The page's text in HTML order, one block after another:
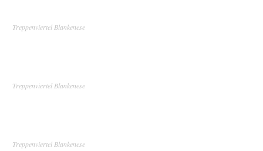
Treppenviertel Blankenese
Treppenviertel Blankenese
Treppenviertel Blankenese